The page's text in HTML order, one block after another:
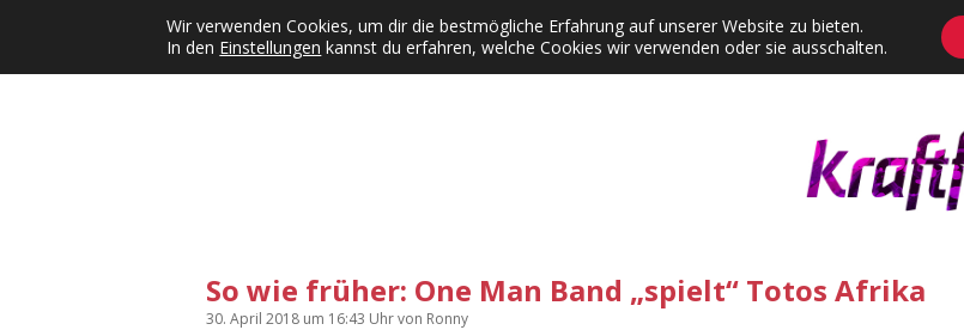
Kategorien Dropdown-Menü öffnen
KFMW-Disco Dates Instagrams Contact Adventskalender Dropdown-Menü öffnen
So wie früher: One Man Band „spielt“ Totos Afrika
30. April 2018 um 16:43 Uhrvon Ronny
Wir verwenden Cookies, um dir die bestmögliche Erfahrung auf unserer Website zu bieten.
In den Einstellungen kannst du erfahren, welche Cookies wir verwenden oder sie ausschalten.